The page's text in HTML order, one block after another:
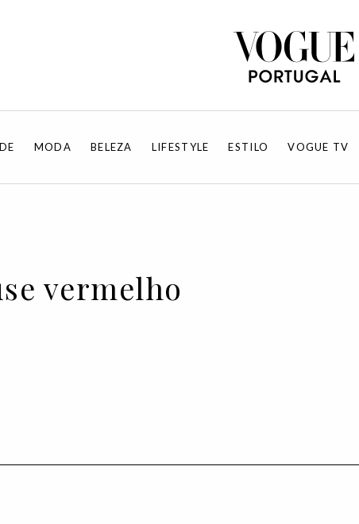
MODA BELEZA LIFESTYLE ESTILO VOGUE TV
vermelho